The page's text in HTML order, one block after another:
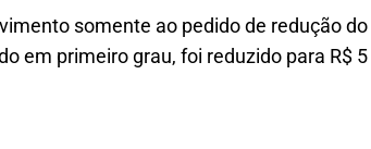
somente ao pedido de redução
em primeiro grau, foi reduzido para R$